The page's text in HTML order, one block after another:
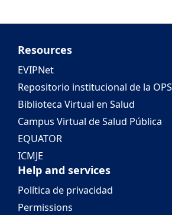
Resources
EVIPNet
Repositorio institucional de la OPS
Biblioteca Virtual en Salud
Campus Virtual de Salud Pública
EQUATOR
ICMJE
Help and services
Política de privacidad
Permissions